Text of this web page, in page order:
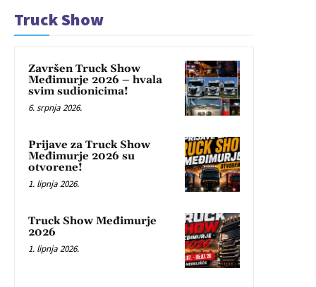
Truck Show
Završen Truck Show
Međimurje 2026 – hvala
svim sudionicima!
6. srpnja 2026.
Prijave za Truck Show
Međimurje 2026 su
otvorene!
1. lipnja 2026.
Truck Show Međimurje
2026
1. lipnja 2026.